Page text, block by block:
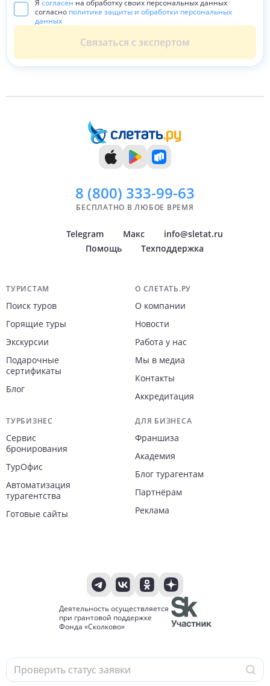
Я согласен на обработку своих персональных данных
согласно политике защиты и обработки персональных
данных
Связаться с экспертом
8 (800) 333-99-63
БЕСПЛАТНО В ЛЮБОЕ ВРЕМЯ
Telegram Макс
info@sletat.ru
Помощь
Техподдержка
Навигация по сайту
ТУРИСТАМ
Поиск туров
Горящие туры
Экскурсии
Подарочные
сертификаты
Блог
О СЛЕТАТЬ.РУ
О компании
Новости
Работа у нас
Мы в медиа
Контакты
Аккредитация
ТУРБИЗНЕС
Сервис
бронирования
ТурОфис
Автоматизация
турагентства
Готовые сайты
ДЛЯ БИЗНЕСА
Франшиза
Академия
Блог турагентам
Партнёрам
Реклама
Деятельность осуществляется
при грантовой поддержке
Фонда «Сколково»